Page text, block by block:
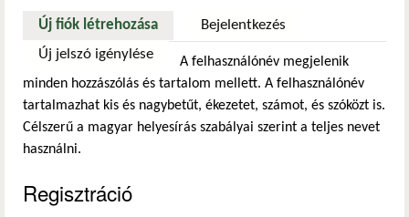
Új fiók létrehozása (aktív fül)Bejelentkezés
Új jelszó igénylése
A felhasználónév megjelenik
minden hozzászólás és tartalom mellett. A felhasználónév
tartalmazhat kis és nagybetűt, ékezetet, számot, és szóközt is.
Célszerű a magyar helyesírás szabályai szerint a teljes nevet
használni.
Regisztráció